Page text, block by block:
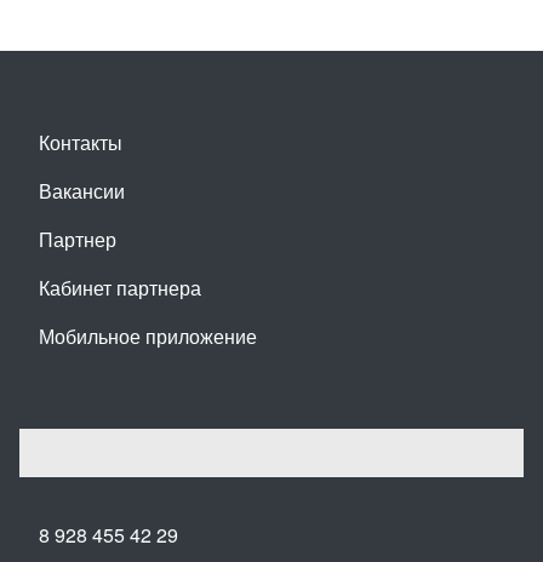
Контакты
Вакансии
Партнер
Кабинет партнера
Мобильное приложение
8 928 455 42 29